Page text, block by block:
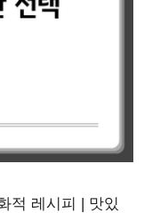
적 레시피 | 맛있